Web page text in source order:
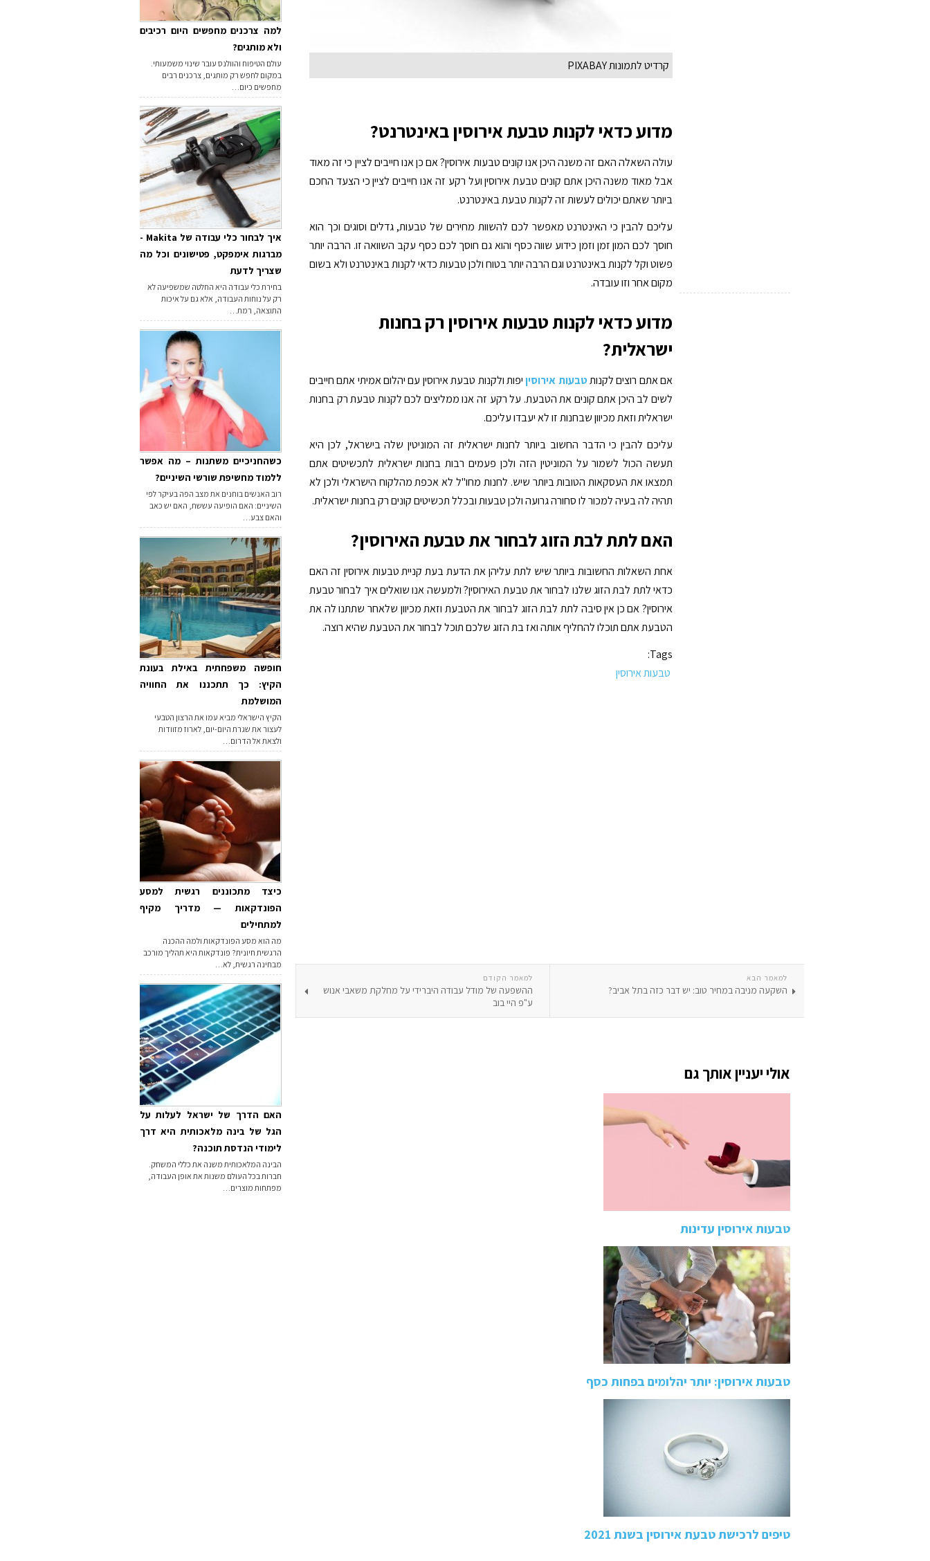
קרדיט לתמונות PIXABAY
מדוע כדאי לקנות טבעת אירוסין באינטרנט?
עולה השאלה האם זה משנה היכן אנו קונים טבעות אירוסין? אם כן אנו חייבים לציין כי זה מאוד
אבל מאוד משנה היכן אתם קונים טבעת אירוסין ועל רקע זה אנו חייבים לציין כי הצעד החכם
ביותר שאתם יכולים לעשות זה לקנות טבעת באינטרנט.
עליכם להבין כי האינטרנט מאפשר לכם להשוות מחירים של טבעות, גדלים וסוגים וכך הוא
חוסך לכם המון זמן וזמן כידוע שווה כסף והוא גם חוסך לכם כסף עקב השוואה זו. הרבה יותר
פשוט וקל לקנות באינטרנט וגם הרבה יותר בטוח ולכן טבעות כדאי לקנות באינטרנט ולא בשום
מקום אחר וזו עובדה.
מדוע כדאי לקנות טבעות אירוסין רק בחנות
ישראלית?
אם אתם רוצים לקנותטבעות אירוסיןיפות ולקנות טבעת אירוסין עם יהלום אמיתי אתם חייבים
לשים לב היכן אתם קונים את הטבעת. על רקע זה אנו ממליצים לכם לקנות טבעת רק בחנות
ישראלית וזאת מכיוון שבחנות זו לא יעבדו עליכם.
עליכם להבין כי הדבר החשוב ביותר לחנות ישראלית זה המוניטין שלה בישראל, לכן היא
תעשה הכול לשמור על המוניטין הזה ולכן פעמים רבות בחנות ישראלית לתכשיטים אתם
תמצאו את העסקאות הטובות ביותר שיש. לחנות מחו"ל לא אכפת מהלקוח הישראלי ולכן לא
תהיה לה בעיה למכור לו סחורה גרועה ולכן טבעות ובכלל תכשיטים קונים רק בחנות ישראלית.
האם לתת לבת הזוג לבחור את טבעת האירוסין?
אחת השאלות החשובות ביותר שיש לתת עליהן את הדעת בעת קניית טבעות אירוסין זה האם
כדאי לתת לבת הזוג שלנו לבחור את טבעת האירוסין? ולמעשה אנו שואלים איך לבחור טבעת
אירוסין? אם כן אין סיבה לתת לבת הזוג לבחור את הטבעת וזאת מכיוון שלאחר שתתנו לה את
הטבעת אתם תוכלו להחליף אותה ואז בת הזוג שלכם תוכל לבחור את הטבעת שהיא רוצה.
Tags:
טבעות אירוסין
למאמר הקודם
ההשפעה של מודל עבודה היברידי על מחלקת משאבי אנוש
ע"פ היי בוב
למאמר הבא
השקעה מניבה במחיר טוב: יש דבר כזה בתל אביב?
אולי יעניין אותך גם
טבעות אירוסין עדינות
טבעות אירוסין: יותר יהלומים בפחות כסף
טיפים לרכישת טבעת אירוסין בשנת 2021
למה צרכנים מחפשים היום רכיבים
ולא מותגים?
עולם הטיפוח והוולנס עובר שינוי משמעותי.
במקום לחפש רק מותגים, צרכנים רבים
מחפשים כיום…
איך לבחור כלי עבודה של Makita -
מברגות אימפקט, פטישונים וכל מה
שצריך לדעת
בחירת כלי עבודה היא החלטה שמשפיעה לא
רק על נוחות העבודה, אלא גם על איכות
התוצאה, רמת…
כשהחניכיים משתנות – מה אפשר
ללמוד מחשיפת שורשי השיניים?
רוב האנשים בוחנים את מצב הפה בעיקר לפי
השיניים: האם הופיעה עששת, האם יש כאב
והאם צבע…
חופשה משפחתית באילת בעונת
הקיץ: כך תתכננו את החוויה
המושלמת
הקיץ הישראלי מביא עמו את הרצון הטבעי
לעצור את שגרת היום-יום, לארוז מזוודות
ולצאת אל הדרום…
כיצד מתכוננים רגשית למסע
הפונדקאות — מדריך מקיף
למתחילים
מה הוא מסע הפונדקאות ולמה ההכנה
הרגשית חיונית? פונדקאות היא תהליך מורכב
מבחינה רגשית, לא…
האם הדרך של ישראל לעלות על
הגל של בינה מלאכותית היא דרך
לימודי הנדסת תוכנה?
הבינה המלאכותית משנה את כללי המשחק.
חברות בכל העולם משנות את אופן העבודה,
מפתחות מוצרים…